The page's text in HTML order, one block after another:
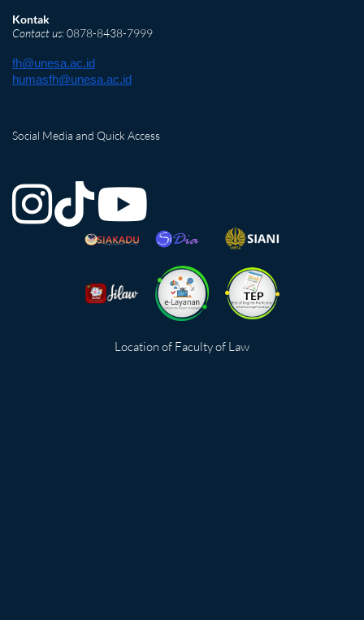
Kontak
Contact us: 0878-8438-7999
fh@unesa.ac.id
humasfh@unesa.ac.id
Social Media and Quick Access
Location of Faculty of Law